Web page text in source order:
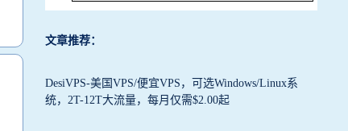
文章推荐：
DesiVPS-美国VPS/便宜VPS，可选Windows/Linux系
统，2T-12T大流量，每月仅需$2.00起